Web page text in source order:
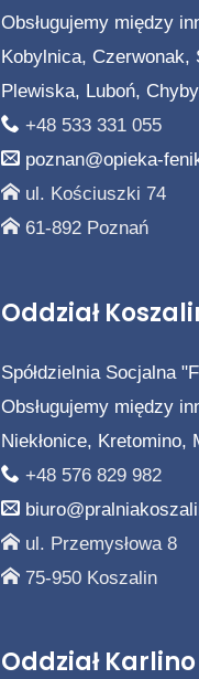
Obsługujemy między
Kobylnica, Czerwonak,
Plewiska, Luboń,
+48 533 331 055
poznan@opieka-
ul. Kościuszki 74
61-892 Poznań
Oddział
Spółdzielnia Socjalna
Obsługujemy między
Niekłonice, Kretomino,
+48 576 829 982
ul. Przemysłowa 8
75-950 Koszalin
Oddział Karlino